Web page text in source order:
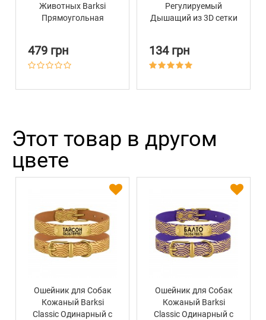
Животных Barksi
Прямоугольная
479 грн
Регулируемый
Дышащий из 3D сетки
134 грн
Этот товар в другом
цвете
Ошейник для Собак
Кожаный Barksi
Classic Одинарный с
Ошейник для Собак
Кожаный Barksi
Classic Одинарный с